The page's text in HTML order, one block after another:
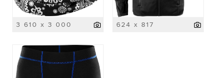
3 610 x 3 000 624 x 817